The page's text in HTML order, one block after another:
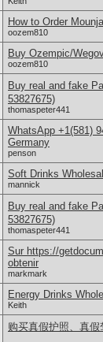
How to Order
oozem810
Buy Ozempic/
oozem810
Buy real and fake
53827675)
thomaspeter441
WhatsApp +1(581)
Germany
penson
Soft Drinks
mannick
Buy real and fake
53827675)
thomaspeter441
Sur https://
obtenir
markmark
Energy Drinks
Keith
购买真假护照、真